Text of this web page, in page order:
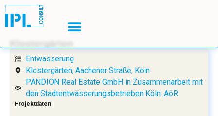
Klostergärten
Entwässerung
Klostergärten, Aachener Straße, Köln
PANDION Real Estate GmbH in Zusammenarbeit mit
den Stadtentwässerungsbetrieben Köln ,AöR
Projektdaten